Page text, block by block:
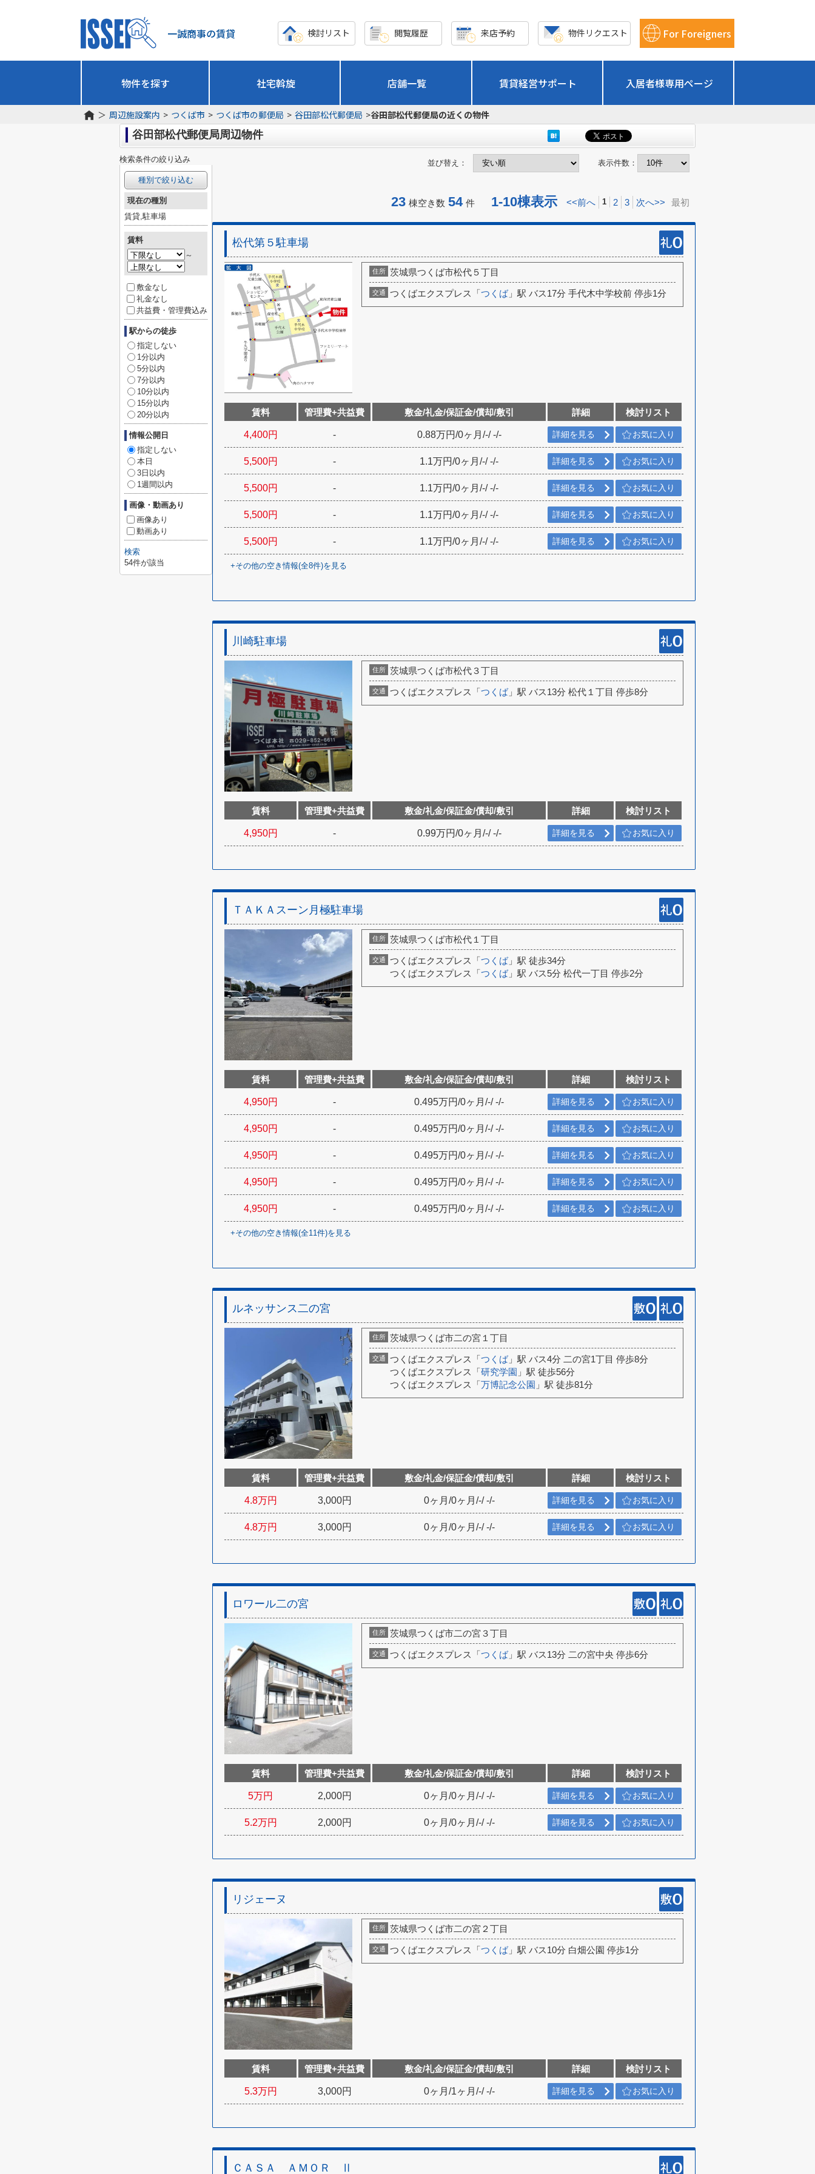
一誠商事の賃貸 検討リスト 閲覧履歴 来店予約 物件リクエスト For Foreigners
物件を探す 社宅斡旋 店舗一覧 賃貸経営サポート 入居者様専用ページ
＞ 周辺施設案内 > つくば市 > つくば市の郵便局 > 谷田部松代郵便局 >谷田部松代郵便局の近くの物件
谷田部松代郵便局周辺物件
検索条件の絞り込み
種別で絞り込む
現在の種別
賃貸,駐車場
賃料
～
敷金なし
礼金なし
共益費・管理費込み
駅からの徒歩
指定しない
1分以内
5分以内
7分以内
10分以内
15分以内
20分以内
情報公開日
指定しない
本日
3日以内
1週間以内
画像・動画あり
画像あり
動画あり
検索
54件が該当
並び替え： 表示件数：
23 棟空き数 54 件 1-10棟表示 <<前へ 1 2 3 次へ>> 最初
松代第５駐車場
住所 茨城県つくば市松代５丁目
交通 つくばエクスプレス「つくば」駅 バス17分 手代木中学校前 停歩1分
賃料 管理費+共益費 敷金/礼金/保証金/償却/敷引 詳細 検討リスト
4,400円 - 0.88万円/0ヶ月 /-/-/- 詳細を見る お気に入り
5,500円 - 1.1万円/0ヶ月 /-/-/- 詳細を見る お気に入り
5,500円 - 1.1万円/0ヶ月 /-/-/- 詳細を見る お気に入り
5,500円 - 1.1万円/0ヶ月 /-/-/- 詳細を見る お気に入り
5,500円 - 1.1万円/0ヶ月 /-/-/- 詳細を見る お気に入り
+その他の空き情報(全8件)を見る
川崎駐車場
住所 茨城県つくば市松代３丁目
交通 つくばエクスプレス「つくば」駅 バス13分 松代１丁目 停歩8分
賃料 管理費+共益費 敷金/礼金/保証金/償却/敷引 詳細 検討リスト
4,950円 - 0.99万円/0ヶ月 /-/-/- 詳細を見る お気に入り
ＴＡＫＡスーン月極駐車場
住所 茨城県つくば市松代１丁目
交通 つくばエクスプレス「つくば」駅 徒歩34分
つくばエクスプレス「つくば」駅 バス5分 松代一丁目 停歩2分
賃料 管理費+共益費 敷金/礼金/保証金/償却/敷引 詳細 検討リスト
4,950円 - 0.495万円/0ヶ月 /-/-/- 詳細を見る お気に入り
4,950円 - 0.495万円/0ヶ月 /-/-/- 詳細を見る お気に入り
4,950円 - 0.495万円/0ヶ月 /-/-/- 詳細を見る お気に入り
4,950円 - 0.495万円/0ヶ月 /-/-/- 詳細を見る お気に入り
4,950円 - 0.495万円/0ヶ月 /-/-/- 詳細を見る お気に入り
+その他の空き情報(全11件)を見る
ルネッサンス二の宮
住所 茨城県つくば市二の宮１丁目
交通 つくばエクスプレス「つくば」駅 バス4分 二の宮1丁目 停歩8分
つくばエクスプレス「研究学園 」駅 徒歩56分
つくばエクスプレス「万博記念公園 」駅 徒歩81分
賃料 管理費+共益費 敷金/礼金/保証金/償却/敷引 詳細 検討リスト
4.8万円 3,000円 0ヶ月 /0ヶ月 /-/-/- 詳細を見る お気に入り
4.8万円 3,000円 0ヶ月 /0ヶ月 /-/-/- 詳細を見る お気に入り
ロワール二の宮
住所 茨城県つくば市二の宮３丁目
交通 つくばエクスプレス「つくば」駅 バス13分 二の宮中央 停歩6分
賃料 管理費+共益費 敷金/礼金/保証金/償却/敷引 詳細 検討リスト
5万円 2,000円 0ヶ月 /0ヶ月 /-/-/- 詳細を見る お気に入り
5.2万円 2,000円 0ヶ月 /0ヶ月 /-/-/- 詳細を見る お気に入り
リジェーヌ
住所 茨城県つくば市二の宮２丁目
交通 つくばエクスプレス「つくば」駅 バス10分 白畑公園 停歩1分
賃料 管理費+共益費 敷金/礼金/保証金/償却/敷引 詳細 検討リスト
5.3万円 3,000円 0ヶ月 /1ヶ月 /-/-/- 詳細を見る お気に入り
ＣＡＳＡ ＡＭＯＲ Ⅱ